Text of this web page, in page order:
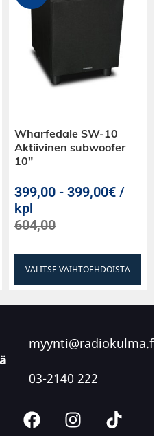
Wharfedale SW-10
Aktiivinen subwoofer
10″
399,00 -399,00€ /
kpl
604,00
VALITSE VAIHTOEHDOISTA
myynti@radiokulma.fi
03-2140 222